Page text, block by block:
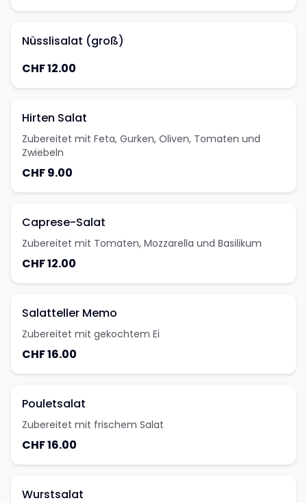
Nüsslisalat (groß)
CHF 12.00
Hirten Salat
Zubereitet mit Feta, Gurken, Oliven, Tomaten und
Zwiebeln
CHF 9.00
Caprese-Salat
Zubereitet mit Tomaten, Mozzarella und Basilikum
CHF 12.00
Salatteller Memo
Zubereitet mit gekochtem Ei
CHF 16.00
Pouletsalat
Zubereitet mit frischem Salat
CHF 16.00
Wurstsalat